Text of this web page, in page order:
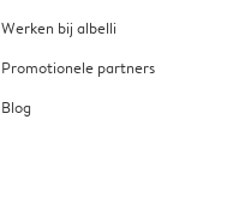
Werken bij albelli
Promotionele partners
Blog